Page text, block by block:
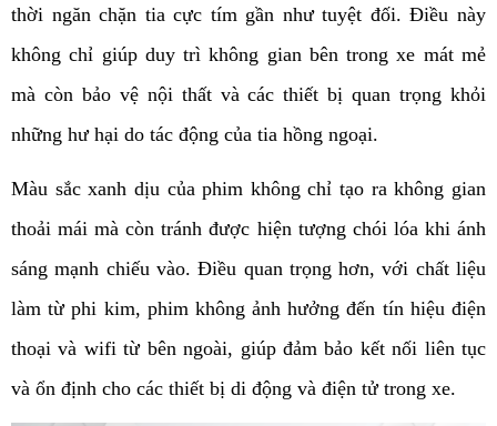
thời ngăn chặn tia cực tím gần như tuyệt đối. Điều này
không chỉ giúp duy trì không gian bên trong xe mát mẻ
mà còn bảo vệ nội thất và các thiết bị quan trọng khỏi
những hư hại do tác động của tia hồng ngoại.
Màu sắc xanh dịu của phim không chỉ tạo ra không gian
thoải mái mà còn tránh được hiện tượng chói lóa khi ánh
sáng mạnh chiếu vào. Điều quan trọng hơn, với chất liệu
làm từ phi kim, phim không ảnh hưởng đến tín hiệu điện
thoại và wifi từ bên ngoài, giúp đảm bảo kết nối liên tục
và ổn định cho các thiết bị di động và điện tử trong xe.